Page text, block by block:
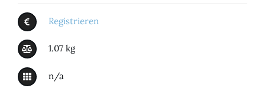
Registrieren
1.07 kg
n/a